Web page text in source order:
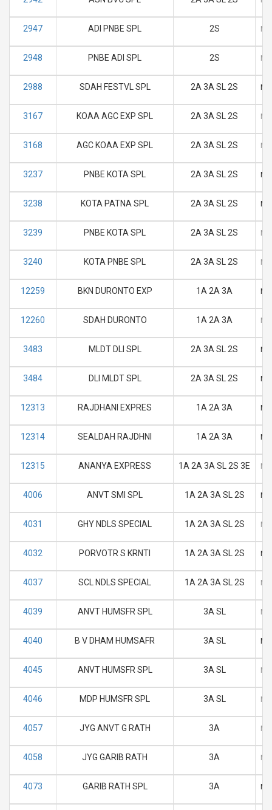
2947 ADI PNBE SPL 2S M
2948 PNBE ADI SPL 2S M
2988 SDAH FESTVL SPL 2A 3A SL 2S M
3167 KOAA AGC EXP SPL 2A 3A SL 2S M
3168 AGC KOAA EXP SPL 2A 3A SL 2S M
3237 PNBE KOTA SPL 2A 3A SL 2S M
3238 KOTA PATNA SPL 2A 3A SL 2S M
3239 PNBE KOTA SPL 2A 3A SL 2S M
3240 KOTA PNBE SPL 2A 3A SL 2S M
12259 BKN DURONTO EXP 1A 2A 3A M
12260 SDAH DURONTO 1A 2A 3A M
3483 MLDT DLI SPL 2A 3A SL 2S M
3484 DLI MLDT SPL 2A 3A SL 2S M
12313 RAJDHANI EXPRES 1A 2A 3A M
12314 SEALDAH RAJDHNI 1A 2A 3A M
12315 ANANYA EXPRESS 1A 2A 3A SL 2S 3E M
4006 ANVT SMI SPL 1A 2A 3A SL 2S M
4031 GHY NDLS SPECIAL 1A 2A 3A SL 2S M
4032 PORVOTR S KRNTI 1A 2A 3A SL 2S M
4037 SCL NDLS SPECIAL 1A 2A 3A SL 2S M
4039 ANVT HUMSFR SPL 3A SL M
4040 B V DHAM HUMSAFR 3A SL M
4045 ANVT HUMSFR SPL 3A SL M
4046 MDP HUMSFR SPL 3A SL M
4057 JYG ANVT G RATH 3A M
4058 JYG GARIB RATH 3A M
4073 GARIB RATH SPL 3A M